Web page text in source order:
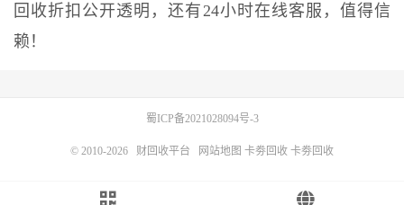
回收折扣公开透明，还有24小时在线客服，值得信
赖！
蜀ICP备2021028094号-3
© 2010-2026 财回收平台 网站地图 卡劵回收 卡劵回收